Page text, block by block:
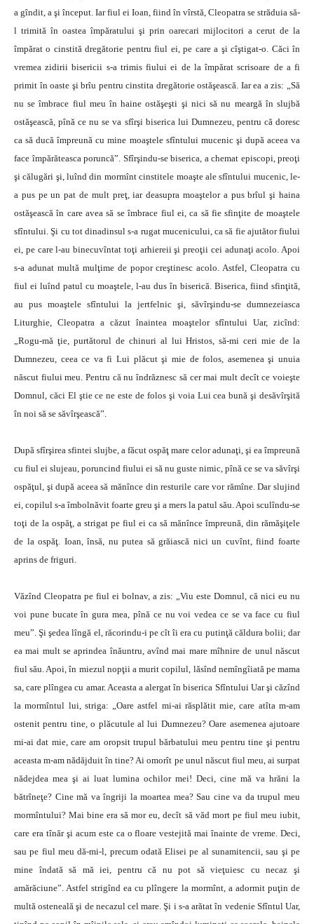
a gîndit, a şi început. Iar fiul ei Ioan, fiind în vîrstă, Cleopatra se străduia să-
l trimită în oastea împăratului şi prin oarecari mijlocitori a cerut de la
împărat o cinstită dregătorie pentru fiul ei, pe care a şi cîştigat-o. Căci în
vremea zidirii bisericii s-a trimis fiului ei de la împărat scrisoare de a fi
primit în oaste şi brîu pentru cinstita dregătorie ostăşească. Iar ea a zis: „Să
nu se îmbrace fiul meu în haine ostăşeşti şi nici să nu meargă în slujbă
ostăşească, pînă ce nu se va sfîrşi biserica lui Dumnezeu, pentru că doresc
ca să ducă împreună cu mine moaştele sfîntului mucenic şi după aceea va
face împărăteasca poruncă”. Sfîrşindu-se biserica, a chemat episcopi, preoţi
şi călugări şi, luînd din mormînt cinstitele moaşte ale sfîntului mucenic, le-
a pus pe un pat de mult preţ, iar deasupra moaştelor a pus brîul şi haina
ostăşească în care avea să se îmbrace fiul ei, ca să fie sfinţite de moaştele
sfîntului. Şi cu tot dinadinsul s-a rugat mucenicului, ca să fie ajutător fiului
ei, pe care l-au binecuvîntat toţi arhiereii şi preoţii cei adunaţi acolo. Apoi
s-a adunat multă mulţime de popor creştinesc acolo. Astfel, Cleopatra cu
fiul ei luînd patul cu moaştele, l-au dus în biserică. Biserica, fiind sfinţită,
au pus moaştele sfîntului la jertfelnic şi, săvîrşindu-se dumnezeiasca
Liturghie, Cleopatra a căzut înaintea moaştelor sfîntului Uar, zicînd:
„Rogu-mă ţie, purtătorul de chinuri al lui Hristos, să-mi ceri mie de la
Dumnezeu, ceea ce va fi Lui plăcut şi mie de folos, asemenea şi unuia
născut fiului meu. Pentru că nu îndrăznesc să cer mai mult decît ce voieşte
Domnul, căci El ştie ce ne este de folos şi voia Lui cea bună şi desăvîrşită
în noi să se săvîrşească”.
După sfîrşirea sfintei slujbe, a făcut ospăţ mare celor adunaţi, şi ea împreună
cu fiul ei slujeau, poruncind fiului ei să nu guste nimic, pînă ce se va săvîrşi
ospăţul, şi după aceea să mănînce din resturile care vor rămîne. Dar slujind
ei, copilul s-a îmbolnăvit foarte greu şi a mers la patul său. Apoi sculîndu-se
toţi de la ospăţ, a strigat pe fiul ei ca să mănînce împreună, din rămăşiţele
de la ospăţ. Ioan, însă, nu putea să grăiască nici un cuvînt, fiind foarte
aprins de friguri.
Văzînd Cleopatra pe fiul ei bolnav, a zis: „Viu este Domnul, că nici eu nu
voi pune bucate în gura mea, pînă ce nu voi vedea ce se va face cu fiul
meu”. Şi şedea lîngă el, răcorindu-i pe cît îi era cu putinţă căldura bolii; dar
ea mai mult se aprindea înăuntru, avînd mai mare mîhnire de unul născut
fiul său. Apoi, în miezul nopţii a murit copilul, lăsînd nemîngîiată pe mama
sa, care plîngea cu amar. Aceasta a alergat în biserica Sfîntului Uar şi căzînd
la mormîntul lui, striga: „Oare astfel mi-ai răsplătit mie, care atîta m-am
ostenit pentru tine, o plăcutule al lui Dumnezeu? Oare asemenea ajutoare
mi-ai dat mie, care am oropsit trupul bărbatului meu pentru tine şi pentru
aceasta m-am nădăjduit în tine? Ai omorît pe unul născut fiul meu, ai surpat
nădejdea mea şi ai luat lumina ochilor mei! Deci, cine mă va hrăni la
bătrîneţe? Cine mă va îngriji la moartea mea? Sau cine va da trupul meu
mormîntului? Mai bine era să mor eu, decît să văd mort pe fiul meu iubit,
care era tînăr şi acum este ca o floare vestejită mai înainte de vreme. Deci,
sau pe fiul meu dă-mi-l, precum odată Elisei pe al sunamitencii, sau şi pe
mine îndată să mă iei, pentru că nu pot să vieţuiesc cu necaz şi
amărăciune”. Astfel strigînd ea cu plîngere la mormînt, a adormit puţin de
multă osteneală şi de necazul cel mare. Şi i s-a arătat în vedenie Sfîntul Uar,